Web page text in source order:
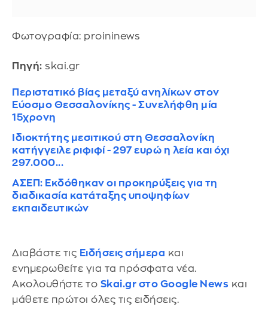
Φωτογραφία: proininews
Πηγή: skai.gr
Περιστατικό βίας μεταξύ ανηλίκων στον
Εύοσμο Θεσσαλονίκης - Συνελήφθη μία
15χρονη
Ιδιοκτήτης μεσιτικού στη Θεσσαλονίκη
κατήγγειλε ριφιφί - 297 ευρώ η λεία και όχι
297.000...
ΑΣΕΠ: Εκδόθηκαν οι προκηρύξεις για τη
διαδικασία κατάταξης υποψηφίων
εκπαιδευτικών
Διαβάστε τις Ειδήσεις σήμερα και
ενημερωθείτε για τα πρόσφατα νέα.
Ακολουθήστε το Skai.gr στο Google News και
μάθετε πρώτοι όλες τις ειδήσεις.